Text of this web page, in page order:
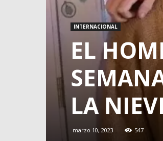
INTERNACIONAL
EL
LA
marzo 10, 2023 547